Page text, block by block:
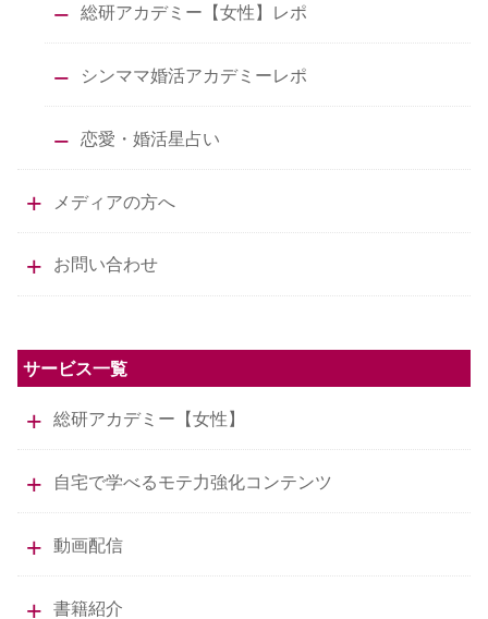
総研アカデミー【女性】レポ
シンママ婚活アカデミーレポ
恋愛・婚活星占い
メディアの方へ
お問い合わせ
サービス一覧
総研アカデミー【女性】
自宅で学べるモテ力強化コンテンツ
動画配信
書籍紹介